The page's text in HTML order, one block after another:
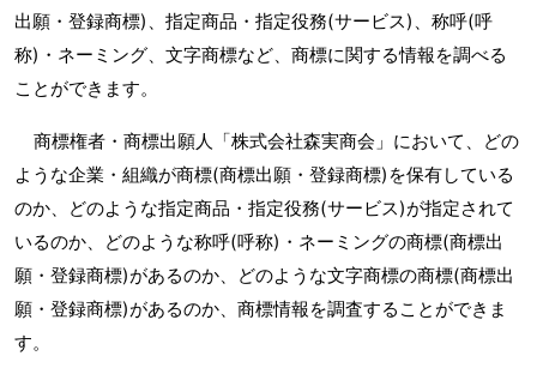
出願・登録商標)、指定商品・指定役務(サービス)、称呼(呼
称)・ネーミング、文字商標など、商標に関する情報を調べる
ことができます。
商標権者・商標出願人「株式会社森実商会」において、どの
ような企業・組織が商標(商標出願・登録商標)を保有している
のか、どのような指定商品・指定役務(サービス)が指定されて
いるのか、どのような称呼(呼称)・ネーミングの商標(商標出
願・登録商標)があるのか、どのような文字商標の商標(商標出
願・登録商標)があるのか、商標情報を調査することができま
す。